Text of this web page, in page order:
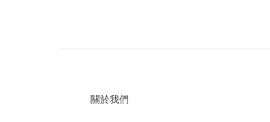
關於我們